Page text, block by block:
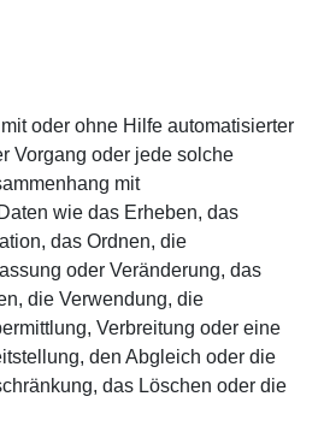
oder ohne Hilfe automatisierter
Vorgang oder jede solche
mit
wie das Erheben, das
das Ordnen, die
oder Veränderung, das
die Verwendung, die
Verbreitung oder eine
den Abgleich oder die
das Löschen oder die